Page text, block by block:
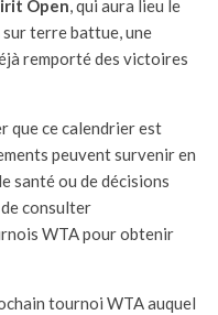
Open, qui aura lieu le
terre battue, une
remporté des victoires
que ce calendrier est
peuvent survenir en
santé ou de décisions
consulter
WTA pour obtenir
tournoi WTA auquel